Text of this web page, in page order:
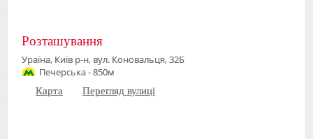
Розташування
Ураїна, Київ р-н, вул. Коновальця, 32Б
Печерська - 850м
Карта Перегляд вулиці